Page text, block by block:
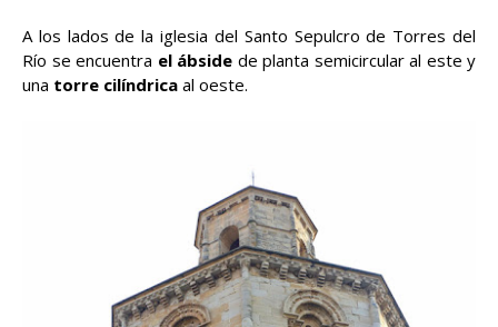
A los lados de la iglesia del Santo Sepulcro de Torres del
Río se encuentra el ábside de planta semicircular al este y
una torre cilíndrica al oeste.